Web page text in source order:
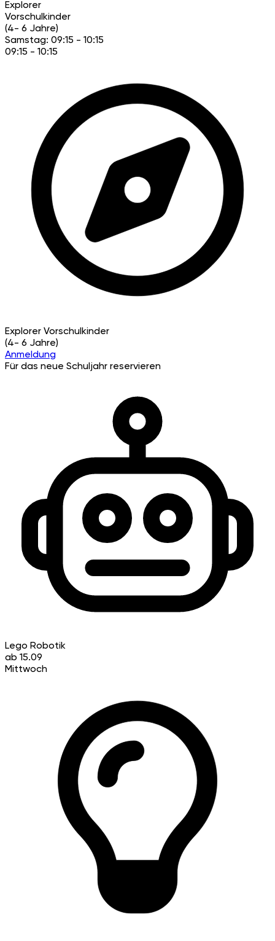
Explorer
Vorschulkinder
(4- 6 Jahre)
Samstag: 09:15 - 10:15
09:15 - 10:15
Explorer Vorschulkinder
(4- 6 Jahre)
Anmeldung
Für das neue Schuljahr reservieren
Lego Robotik
ab 15.09
Mittwoch